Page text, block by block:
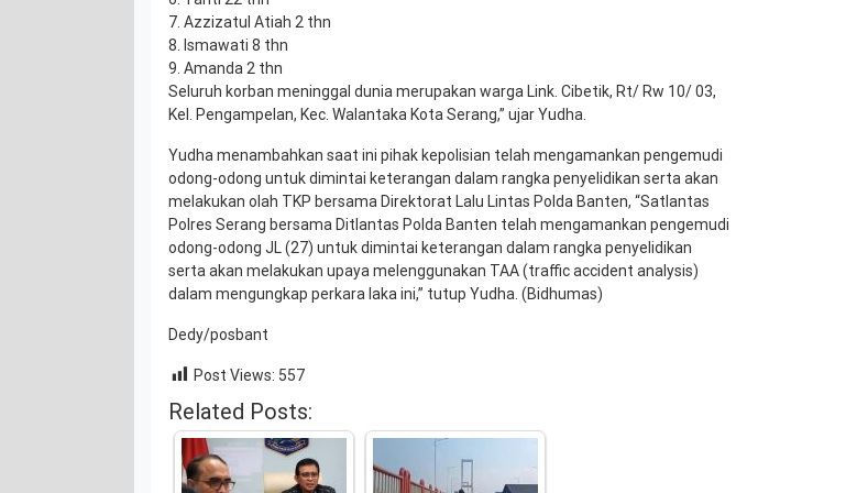
7. Azzizatul Atiah 2 thn
8. Ismawati 8 thn
9. Amanda 2 thn
Seluruh korban meninggal dunia merupakan warga Link. Cibetik, Rt/ Rw 10/ 03,
Kel. Pengampelan, Kec. Walantaka Kota Serang,” ujar Yudha.
Yudha menambahkan saat ini pihak kepolisian telah mengamankan pengemudi
odong-odong untuk dimintai keterangan dalam rangka penyelidikan serta akan
melakukan olah TKP bersama Direktorat Lalu Lintas Polda Banten, “Satlantas
Polres Serang bersama Ditlantas Polda Banten telah mengamankan pengemudi
odong-odong JL (27) untuk dimintai keterangan dalam rangka penyelidikan
serta akan melakukan upaya melenggunakan TAA (traffic accident analysis)
dalam mengungkap perkara laka ini,” tutup Yudha. (Bidhumas)
Dedy/posbant
Post Views: 557
Related Posts: